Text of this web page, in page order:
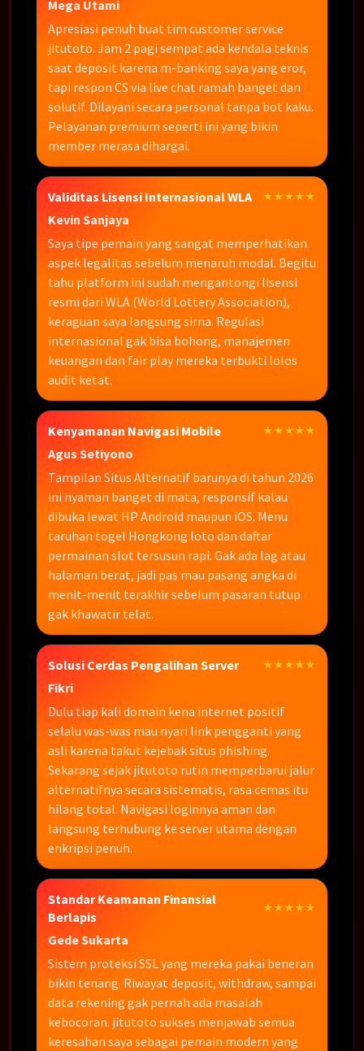
Mega Utami
Apresiasi penuh buat tim customer service
jitutoto. Jam 2 pagi sempat ada kendala teknis
saat deposit karena m-banking saya yang eror,
tapi respon CS via live chat ramah banget dan
solutif. Dilayani secara personal tanpa bot kaku.
Pelayanan premium seperti ini yang bikin
member merasa dihargai.
Validitas Lisensi Internasional WLA ★★★★★
Kevin Sanjaya
Saya tipe pemain yang sangat memperhatikan
aspek legalitas sebelum menaruh modal. Begitu
tahu platform ini sudah mengantongi lisensi
resmi dari WLA (World Lottery Association),
keraguan saya langsung sirna. Regulasi
internasional gak bisa bohong, manajemen
keuangan dan fair play mereka terbukti lolos
audit ketat.
Kenyamanan Navigasi Mobile ★★★★★
Agus Setiyono
Tampilan Situs Alternatif barunya di tahun 2026
ini nyaman banget di mata, responsif kalau
dibuka lewat HP Android maupun iOS. Menu
taruhan togel Hongkong loto dan daftar
permainan slot tersusun rapi. Gak ada lag atau
halaman berat, jadi pas mau pasang angka di
menit-menit terakhir sebelum pasaran tutup
gak khawatir telat.
Solusi Cerdas Pengalihan Server ★★★★★
Fikri
Dulu tiap kali domain kena internet positif
selalu was-was mau nyari link pengganti yang
asli karena takut kejebak situs phishing.
Sekarang sejak jitutoto rutin memperbarui jalur
alternatifnya secara sistematis, rasa cemas itu
hilang total. Navigasi loginnya aman dan
langsung terhubung ke server utama dengan
enkripsi penuh.
Standar Keamanan Finansial
Berlapis
★★★★★
Gede Sukarta
Sistem proteksi SSL yang mereka pakai beneran
bikin tenang. Riwayat deposit, withdraw, sampai
data rekening gak pernah ada masalah
kebocoran. jitutoto sukses menjawab semua
keresahan saya sebagai pemain modern yang